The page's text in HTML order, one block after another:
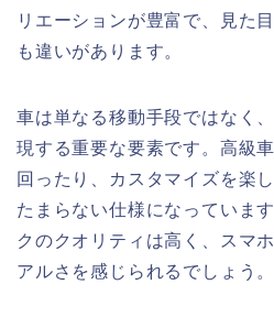
リエーションが豊富で、見た
も違いがあります。
車は単なる移動手段ではなく
現する重要な要素です。高級
回ったり、カスタマイズを楽
たまらない仕様になっていま
クのクオリティは高く、スマ
アルさを感じられるでしょう。